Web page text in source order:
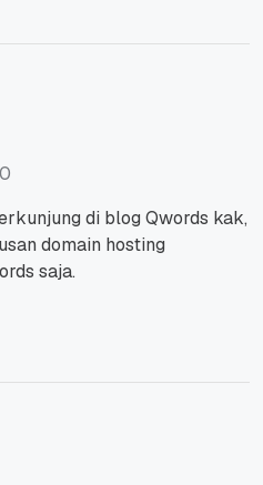
di blog Qwords kak,
domain hosting
saja.